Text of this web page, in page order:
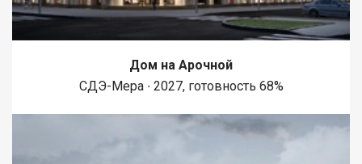
объявления - 540817 Номер объекта: 540817. Елена
Дом на Арочной
СДЭ-Мера ∙ 2027, готовность 68%